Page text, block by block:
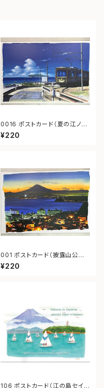
0016 ポストカード（夏の江ノ
電）
¥220
001 ポストカード（披露山公
園 夜景）
¥220
106 ポストカード（江の島セイリ